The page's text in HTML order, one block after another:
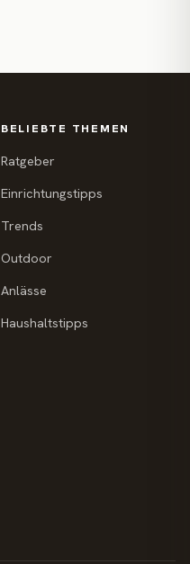
BELIEBTE THEMEN
Ratgeber
Einrichtungstipps
Trends
Outdoor
Anlässe
Haushaltstipps